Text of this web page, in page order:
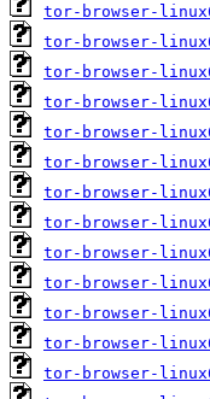
tor-browser-
tor-browser-
tor-browser-
tor-browser-
tor-browser-
tor-browser-
tor-browser-
tor-browser-
tor-browser-
tor-browser-
tor-browser-
tor-browser-
tor-browser-